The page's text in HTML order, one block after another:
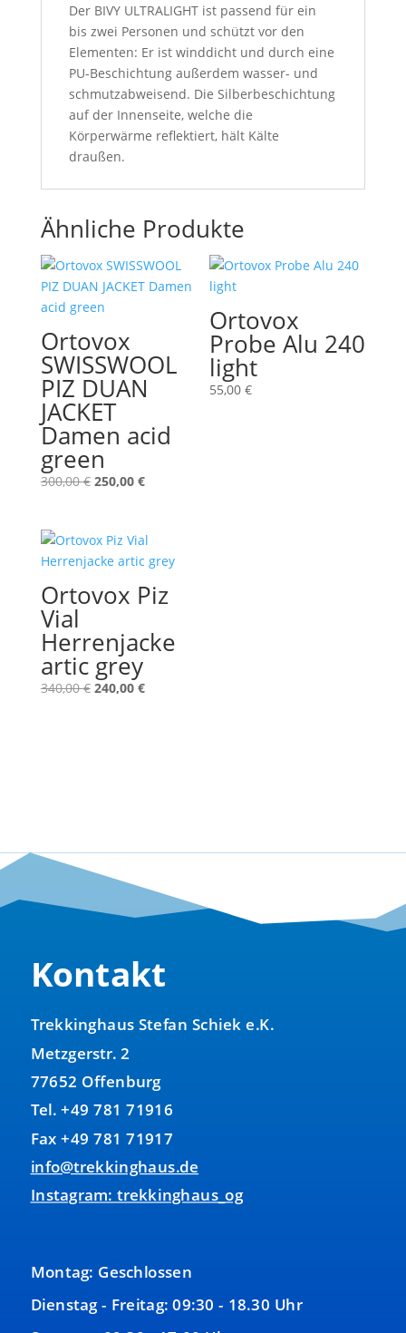
Der BIVY ULTRALIGHT ist passend für ein
bis zwei Personen und schützt vor den
Elementen: Er ist winddicht und durch eine
PU-Beschichtung außerdem wasser- und
schmutzabweisend. Die Silberbeschichtung
auf der Innenseite, welche die
Körperwärme reflektiert, hält Kälte
draußen.
Ähnliche Produkte
Ortovox
SWISSWOOL
PIZ DUAN
JACKET
Damen acid
green
300,00€ Ursprünglicher
300,00 €
250,00 €Aktueller
250,00 €.
Ortovox
Probe Alu 240
light
55,00€
Ortovox Piz
Vial
Herrenjacke
artic grey
340,00€ Ursprünglicher
240,00 €Aktueller
Kontakt
Trekkinghaus Stefan Schiek e.K.
Metzgerstr. 2
77652 Offenburg
Tel. +49 781 71916
Fax +49 781 71917
info@trekkinghaus.de
Instagram: trekkinghaus_og
Montag: Geschlossen
Dienstag - Freitag: 09:30 - 18.30 Uhr